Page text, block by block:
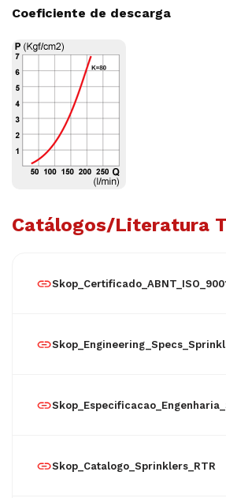
Coeficiente de descarga
Catálogos/Literatura
Skop_Catalogo_Sprinklers_RTR